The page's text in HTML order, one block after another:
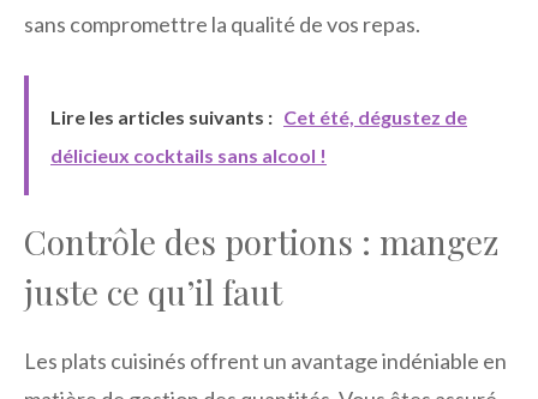
sans compromettre la qualité de vos repas.
Lire les articles suivants : Cet été, dégustez de
délicieux cocktails sans alcool !
Contrôle des portions : mangez
juste ce qu’il faut
Les plats cuisinés offrent un avantage indéniable en